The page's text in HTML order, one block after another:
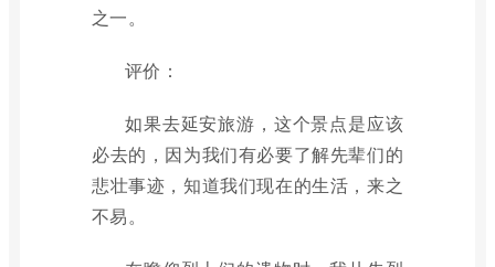
之一。
评价：
如果去延安旅游，这个景点是应该
必去的，因为我们有必要了解先辈们的
悲壮事迹，知道我们现在的生活，来之
不易。